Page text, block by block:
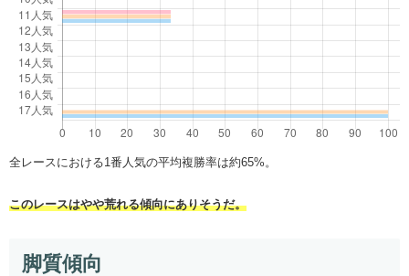
全レースにおける1番人気の平均複勝率は約65%。
このレースはやや荒れる傾向にありそうだ。
脚質傾向